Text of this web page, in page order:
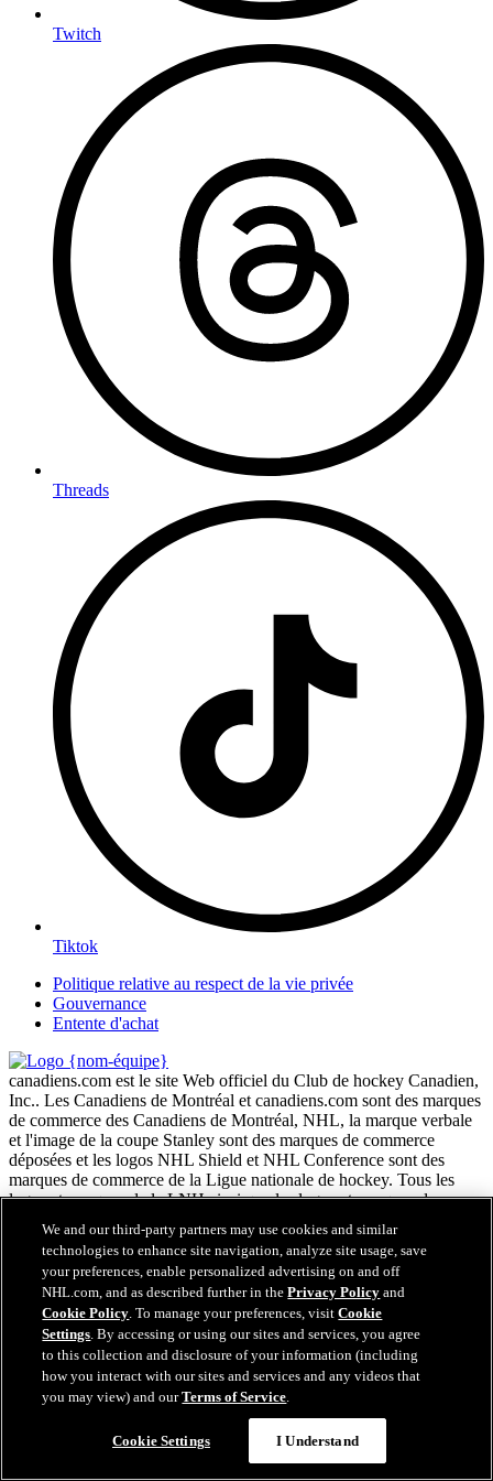
Twitch
Threads
Tiktok
Politique relative au respect de la vie privée
Gouvernance
Entente d'achat
canadiens.com est le site Web officiel du Club de hockey Canadien,
Inc.. Les Canadiens de Montréal et canadiens.com sont des marques
de commerce des Canadiens de Montréal, NHL, la marque verbale
et l'image de la coupe Stanley sont des marques de commerce
déposées et les logos NHL Shield et NHL Conference sont des
marques de commerce de la Ligue nationale de hockey. Tous les
logos et marques de la LNH ainsi que les logos et marques des
aux équipes respectives de la LNH. Toute reproduction est interdite
sans le consentement écrit préalable de NHL Enterprises, L.P.
Copyright © 2026 Club de hockey Canadien, Inc. Tous droits
réservés.
Conditions d'utilisation de LNH.com
Politique en matière de protection des renseignements
personnels
Politique en Matière de Témoins de Connexion
Paramètres des témoins
Politique de droits d'auteur
Emploi
We and our third-party partners may use cookies and similar
technologies to enhance site navigation, analyze site usage, save
your preferences, enable personalized advertising on and off
NHL.com, and as described further in thePrivacy Policy and
Cookie Policy. To manage your preferences, visitCookie
Settings. By accessing or using our sites and services, you agree
to this collection and disclosure of your information (including
how you interact with our sites and services and any videos that
you may view) and ourTerms of Service.
Cookie Settings I Understand